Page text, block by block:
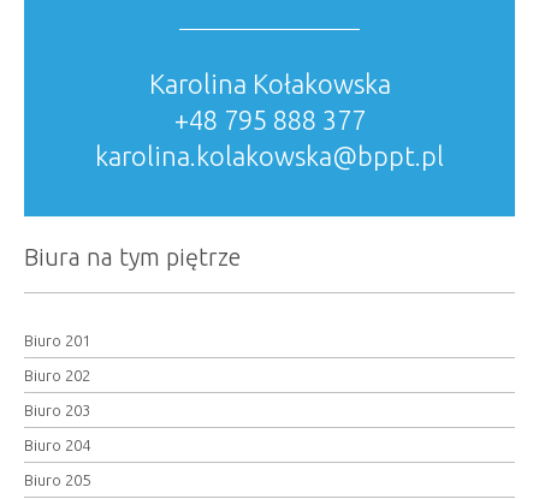
Karolina Kołakowska
+48 795 888 377
karolina.kolakowska@bppt.pl
Biura na tym piętrze
Biuro 201
Biuro 202
Biuro 203
Biuro 204
Biuro 205